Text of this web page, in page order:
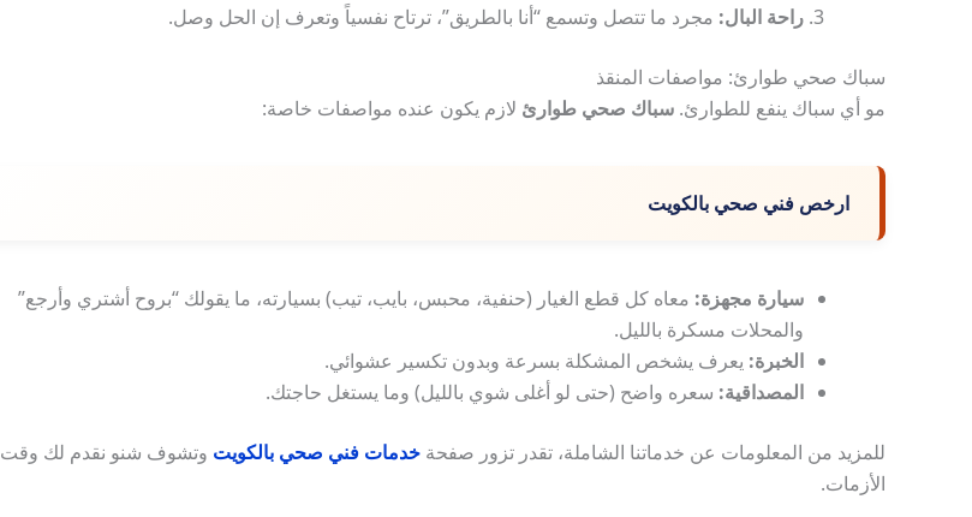
راحة البال: مجرد ما تتصل وتسمع “أنا بالطريق”، ترتاح نفسياً وتعرف إن الحل وصل.
سباك صحي طوارئ: مواصفات المنقذ
مو أي سباك ينفع للطوارئ. سباك صحي طوارئ لازم يكون عنده مواصفات خاصة:
ارخص فني صحي بالكويت
سيارة مجهزة: معاه كل قطع الغيار (حنفية، محبس، بايب، تيب) بسيارته، ما يقولك “بروح أشتري وأرجع”
والمحلات مسكرة بالليل.
الخبرة: يعرف يشخص المشكلة بسرعة وبدون تكسير عشوائي.
المصداقية: سعره واضح (حتى لو أغلى شوي بالليل) وما يستغل حاجتك.
للمزيد من المعلومات عن خدماتنا الشاملة، تقدر تزور صفحة خدمات فني صحي بالكويت وتشوف شنو نقدم لك وقت
الأزمات.